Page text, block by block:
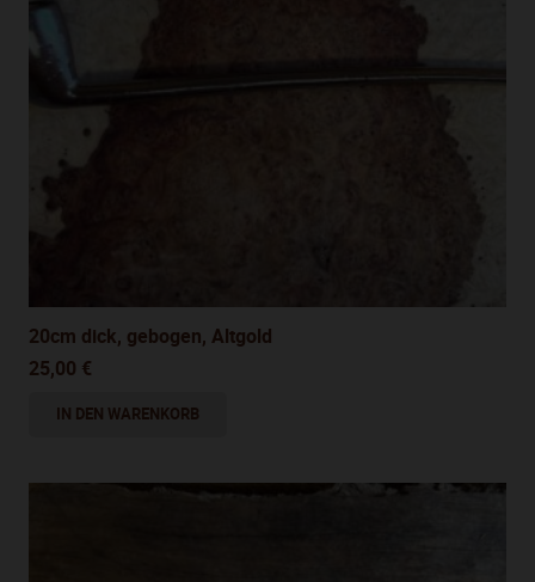
20cm dick, gebogen, Altgold
25,00 €
IN DEN WARENKORB